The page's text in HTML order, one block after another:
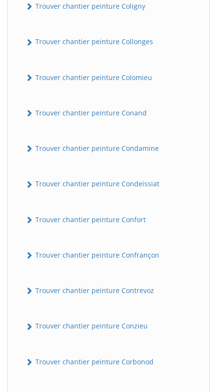
Trouver chantier peinture Coligny
Trouver chantier peinture Collonges
Trouver chantier peinture Colomieu
Trouver chantier peinture Conand
Trouver chantier peinture Condamine
Trouver chantier peinture Condeissiat
Trouver chantier peinture Confort
Trouver chantier peinture Confrançon
Trouver chantier peinture Contrevoz
Trouver chantier peinture Conzieu
Trouver chantier peinture Corbonod
B BatiWebPro